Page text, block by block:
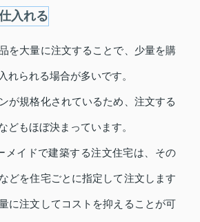
入れる
を大量に注文することで、少量を購
れられる場合が多いです。
が規格化されているため、注文する
どもほぼ決まっています。
メイドで建築する注文住宅は、その
どを住宅ごとに指定して注文します
に注文してコストを抑えることが可